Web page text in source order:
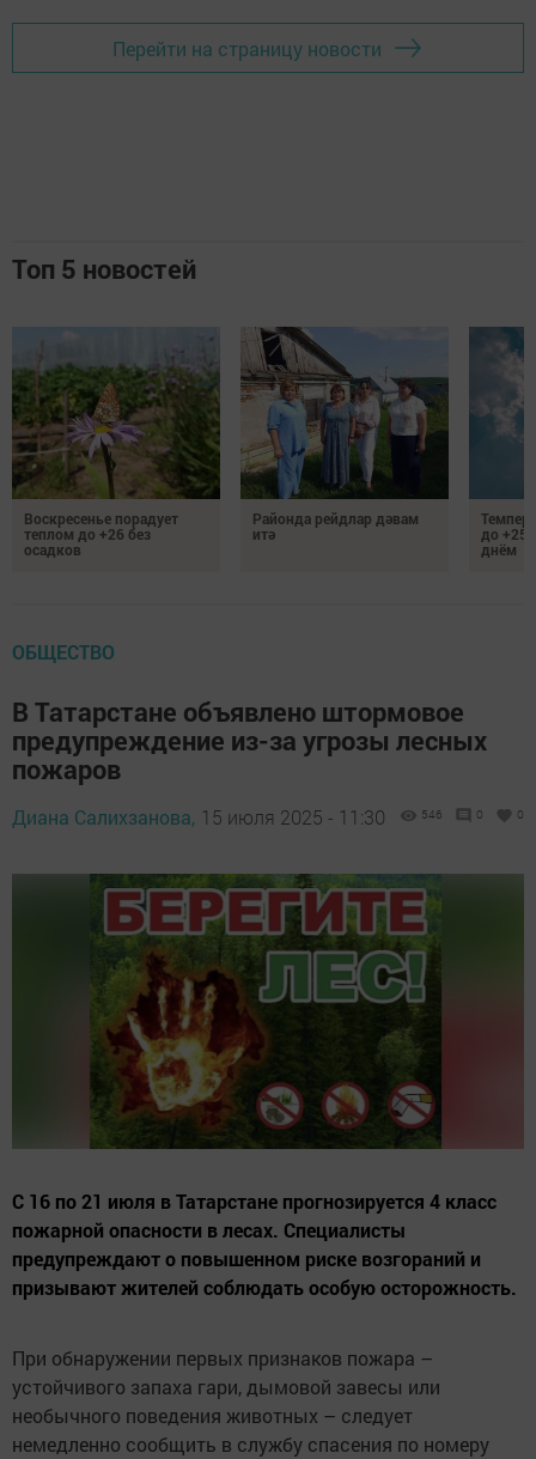
Перейти на страницу новости
Топ 5 новостей
Воскресенье порадует
теплом до +26 без
осадков
Районда рейдлар дәвам
итә
до +25
днём
ОБЩЕСТВО
В Татарстане объявлено штормовое
предупреждение из-за угрозы лесных
пожаров
Диана Салихзанова, 15 июля 2025 - 11:30 546 0 0
С 16 по 21 июля в Татарстане прогнозируется 4 класс
пожарной опасности в лесах. Специалисты
предупреждают о повышенном риске возгораний и
призывают жителей соблюдать особую осторожность.
При обнаружении первых признаков пожара –
устойчивого запаха гари, дымовой завесы или
необычного поведения животных – следует
немедленно сообщить в службу спасения по номеру